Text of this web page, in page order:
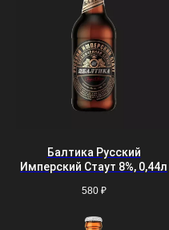
Балтика Русский
Имперский Стаут 8%, 0,44л
580 ₽